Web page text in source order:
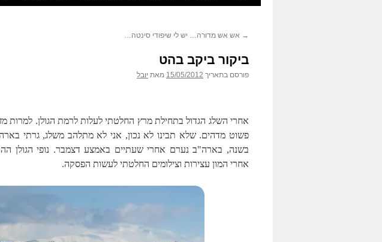
→ אש אש מדורה… יש לי שיפודי סינטה…
ביקור ביקב בהט
פורסם בתאריך 15/05/2012 מאת יובל
אחרי השלג הגדול בתחילת מרץ החלטתי לעלות לרמת הגולן. למרות
פשוט מדהים. שלא תבינו לא נכון, אני לא מתלהב משלג, גרתי
בשנה, בארה"ב נערם אחרי שעתיים באמצע דצמבר. נופי הגולן
אחרי המון עצירות וצילומים החלטתי לעשות הפסקה.